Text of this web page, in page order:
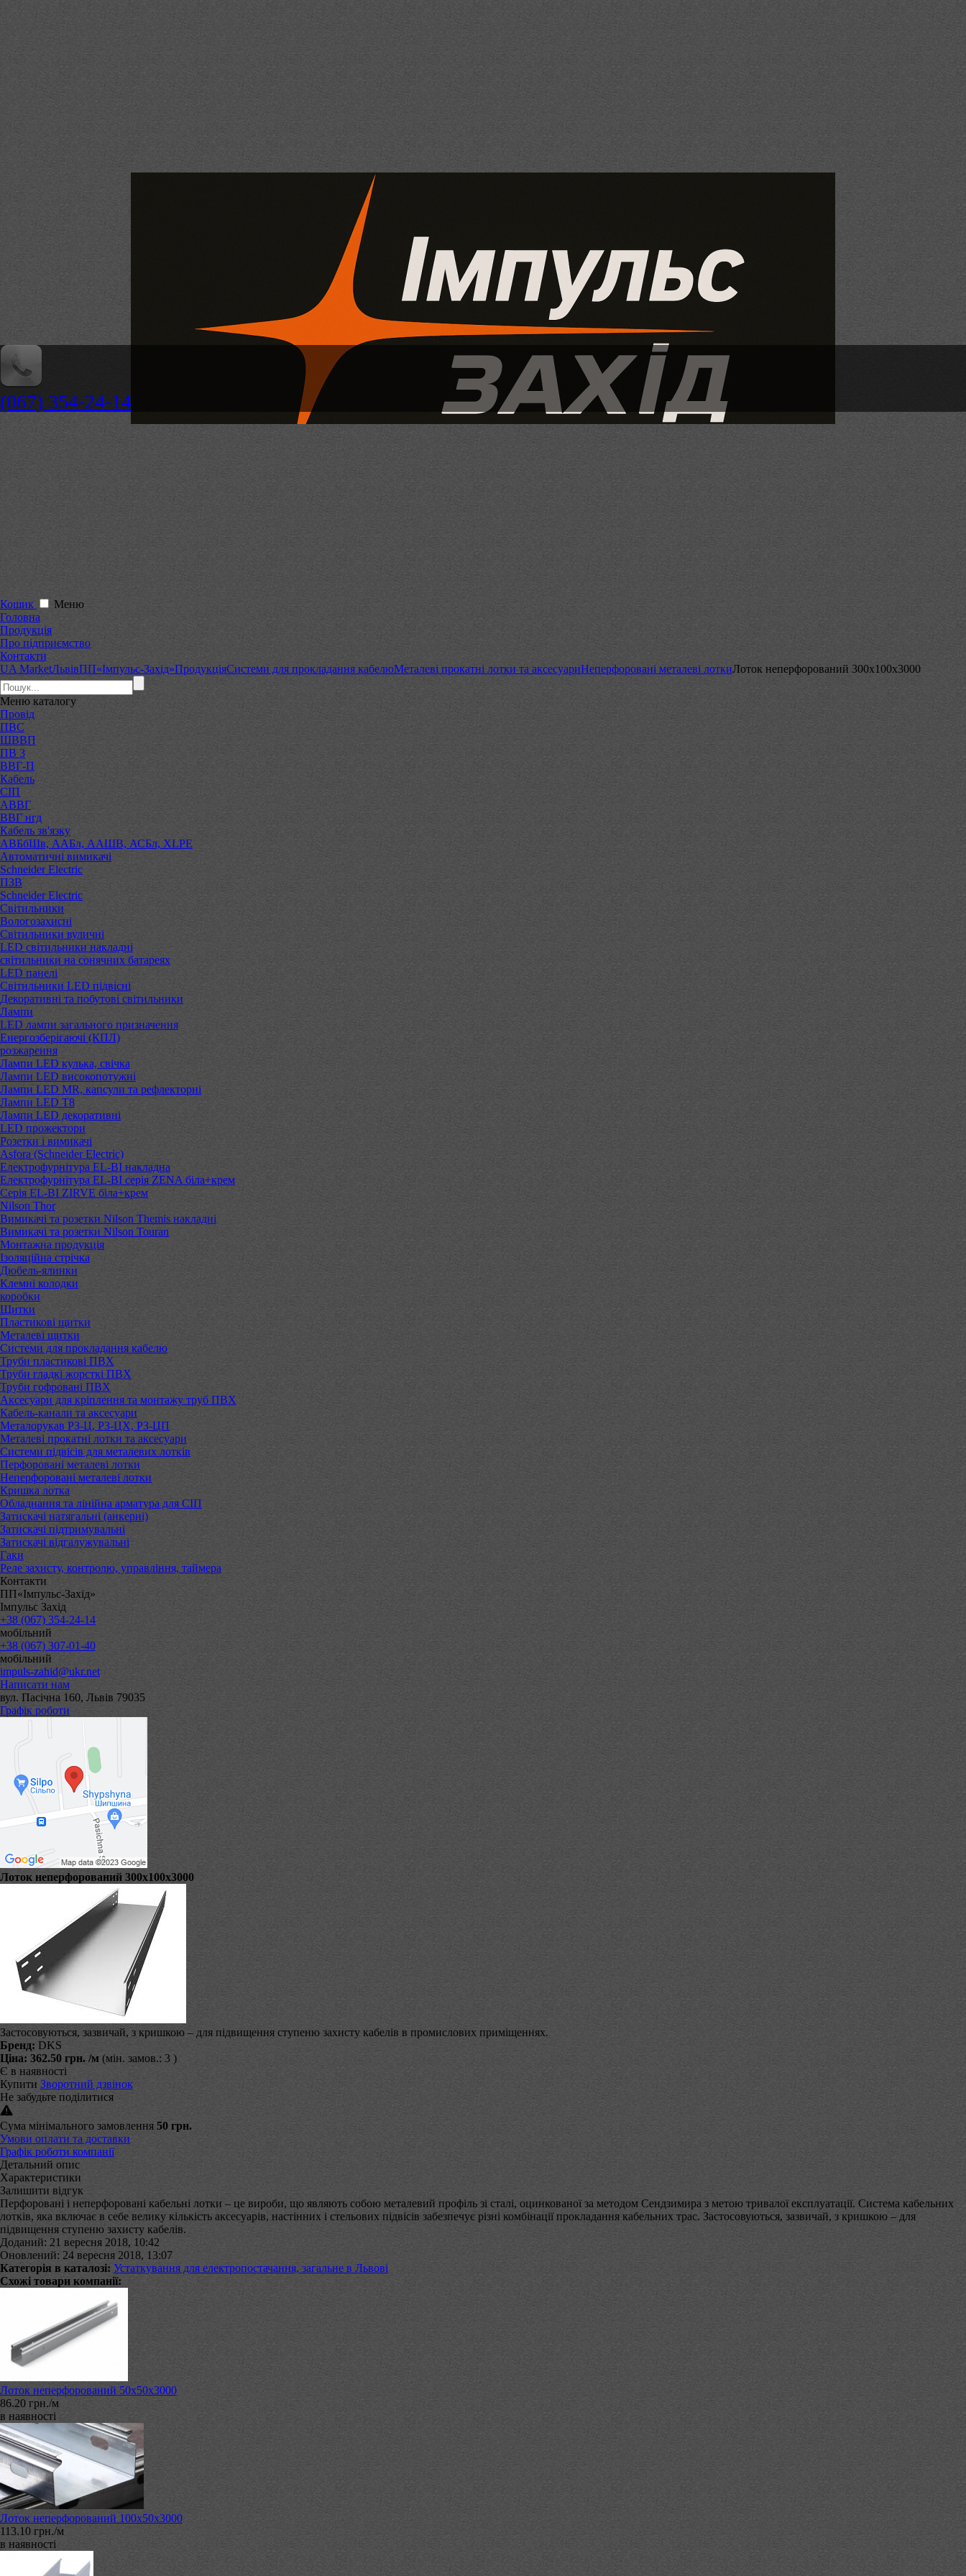
(067) 354-24-14
Кошик
Меню
Головна
Продукція
Про підприємство
Контакти
UA MarketЛьвівПП«Імпульс-Захід»ПродукціяСистеми для прокладання кабелюМеталеві прокатні лотки та аксесуариНеперфоровані металеві лоткиЛоток неперфорований 300х100х3000
Меню каталогу
Провід
ПВС
ШВВП
ПВ 3
ВВГ-П
Кабель
СІП
АВВГ
ВВГ нгд
Кабель зв'язку
АВБбШв, ААБл, ААШВ, АСБл, XLPE
Автоматичні вимикачі
Schneider Electric
ПЗВ
Schneider Electric
Світильники
Вологозахисні
Світильники вуличні
LED світильники накладні
світильники на сонячних батареях
LED панелі
Світильники LED підвісні
Декоративні та побутові світильники
Лампи
LED лампи загального призначення
Енергозберігаючі (КПЛ)
розжарення
Лампи LED кулька, свічка
Лампи LED високопотужні
Лампи LED MR, капсули та рефлекторні
Лампи LED Т8
Лампи LED декоративні
LED прожектори
Розетки і вимикачі
Asfora (Schneider Electric)
Електрофурнітура EL-BI накладна
Електрофурнітура EL-BI серія ZENA біла+крем
Серія EL-BI ZIRVE біла+крем
Nilson Thor
Вимикачі та розетки Nilson Themis накладні
Вимикачі та розетки Nilson Touran
Монтажна продукція
Ізоляційна стрічка
Дюбель-ялинки
Клемні колодки
коробки
Щитки
Пластикові щитки
Металеві щитки
Системи для прокладання кабелю
Труби пластикові ПВХ
Труби гладкі жорсткі ПВХ
Труби гофровані ПВХ
Аксесуари для кріплення та монтажу труб ПВХ
Кабель-канали та аксесуари
Металорукав РЗ-Ц, РЗ-ЦХ, РЗ-ЦП
Металеві прокатні лотки та аксесуари
Системи підвісів для металевих лотків
Перфоровані металеві лотки
Неперфоровані металеві лотки
Кришка лотка
Обладнання та лінійна арматура для СІП
Затискачі натягальні (анкерні)
Затискачі підтримувальні
Затискачі відгалужувальні
Гаки
Реле захисту, контролю, управління, таймера
Контакти
ПП«Імпульс-Захід»
Імпульс Захід
+38 (067) 354-24-14
мобільний
+38 (067) 307-01-40
мобільний
impuls-zahid@ukr.net
Написати нам
вул. Пасічна 160, Львів 79035
Графік роботи
Лоток неперфорований 300х100х3000
Застосовуються, зазвичай, з кришкою – для підвищення ступеню захисту кабелів в промислових приміщеннях.
Бренд: DKS
Ціна: 362.50 грн. /м (мін. замов.: 3 )
Є в наявності
Купити Зворотний дзвінок
Не забудьте поділитися
Сума мінімального замовлення 50 грн.
Умови оплати та доставки
Графік роботи компанії
Детальний опис
Характеристики
Залишити відгук
Перфоровані і неперфоровані кабельні лотки – це вироби, що являють собою металевий профіль зі сталі, оцинкованої за методом Сендзимира з метою тривалої експлуатації. Система кабельних
лотків, яка включає в себе велику кількість аксесуарів, настінних і стельових підвісів забезпечує різні комбінації прокладання кабельних трас. Застосовуються, зазвичай, з кришкою – для
підвищення ступеню захисту кабелів.
Доданий: 21 вересня 2018, 10:42
Оновлений: 24 вересня 2018, 13:07
Категорія в каталозі: Устаткування для електропостачання, загальне в Львові
Схожі товари компанії:
Лоток неперфорований 50х50х3000
86.20 грн./м
в наявності
Лоток неперфорований 100х50х3000
113.10 грн./м
в наявності